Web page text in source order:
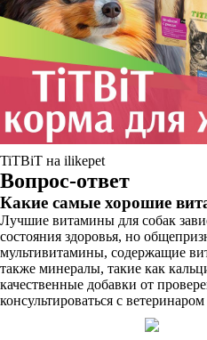
TiTBiT на ilikepet
Вопрос-ответ
Какие самые хорошие
Лучшие витамины для собак
состояния здоровья, но
мультивитамины, содержащие
также минералы, такие как
качественные добавки от
консультироваться с